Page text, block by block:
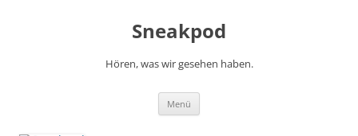
Sneakpod
Hören, was wir gesehen haben.
Menü